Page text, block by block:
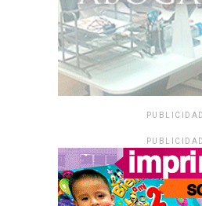
PUBLICIDAD
PUBLICIDAD